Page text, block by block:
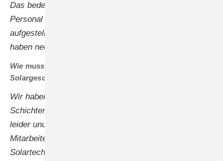
Das bedeutete, dass wir uns schweren Herzens von
Personal verabschieden mussten. Wir haben uns neu
aufgestellt und schlanke Strukturen etabliert. Und wir
haben neue Produkte entwickelt.
Wie muss man sich die Neustrukturierung des
Solargeschäfts bei Fronius vorstellen?
Wir haben die Produktion flexibilisiert und die Zahl der
Schichten in unseren Werken reduziert. Das war
leider unumgänglich. Der Abschied von jeder
Mitarbeiterin und jedem Mitarbeiter ist schmerzhaft.
Solartechnik und Batterien bilden nunmehr einen